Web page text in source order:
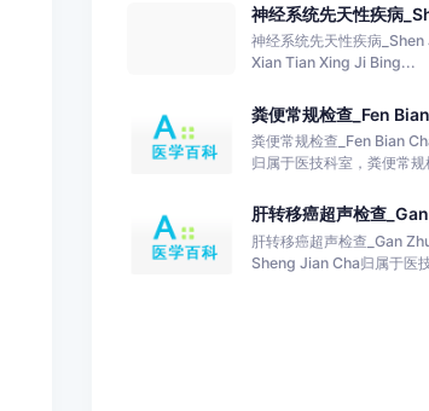
神经系统先天性疾病
神经系统先天性疾病
Xian Tian Xing Ji Bing...
粪便常规检查_Fen
粪便常规检查_Fen Bian
归属于医技科室，粪便常
肝转移癌超声检查
肝转移癌超声检查_Gan
Sheng Jian Cha归属于医